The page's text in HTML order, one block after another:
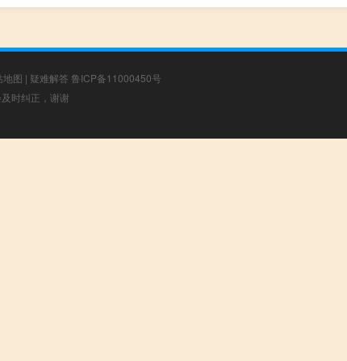
地图 | 疑难解答 鲁ICP备11000450号
时纠正，谢谢